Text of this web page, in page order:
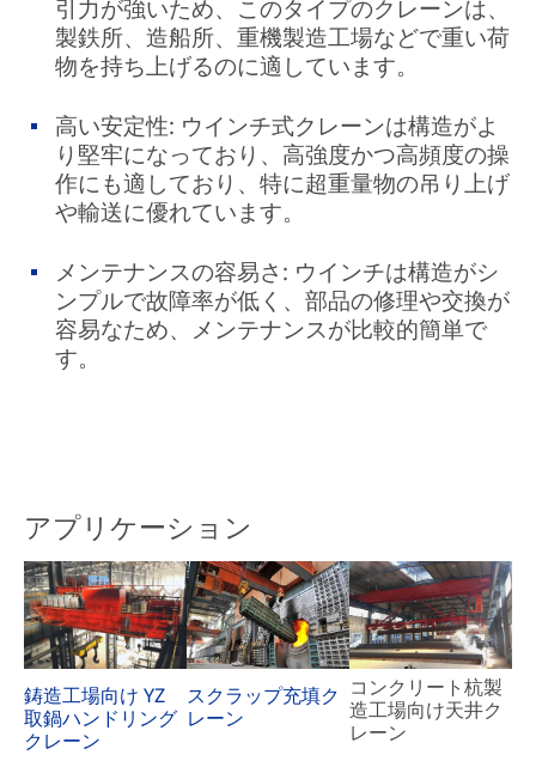
引力が強いため、このタイプのクレーンは、
製鉄所、造船所、重機製造工場などで重い荷
物を持ち上げるのに適しています。
高い安定性: ウインチ式クレーンは構造がよ
り堅牢になっており、高強度かつ高頻度の操
作にも適しており、特に超重量物の吊り上げ
や輸送に優れています。
メンテナンスの容易さ: ウインチは構造がシ
ンプルで故障率が低く、部品の修理や交換が
容易なため、メンテナンスが比較的簡単で
す。
アプリケーション
鋳造工場向け YZ
取鍋ハンドリング
クレーン
スクラップ充填ク
レーン
コンクリート杭製
造工場向け天井ク
レーン